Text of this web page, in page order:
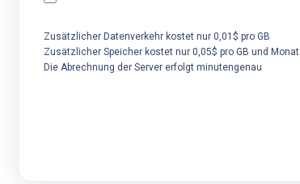
Zusätzlicher Datenverkehr kostet nur 0,01$ pro GB
Zusätzlicher Speicher kostet nur 0,05$ pro GB und Monat
Die Abrechnung der Server erfolgt minutengenau